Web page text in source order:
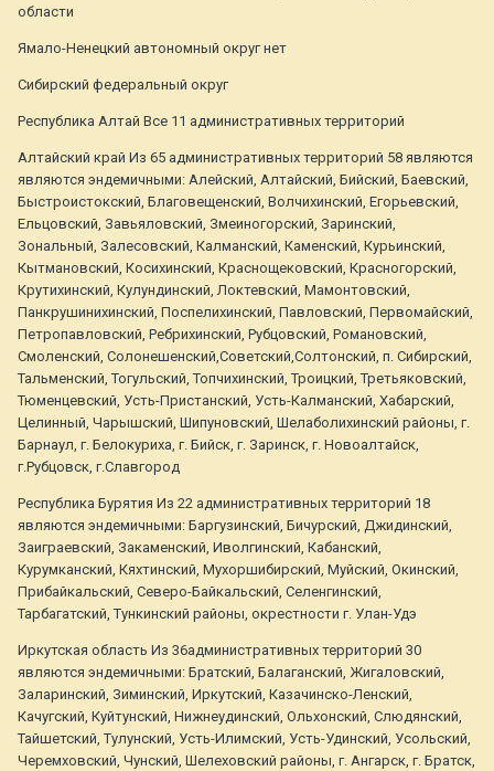
области
Ямало-Ненецкий автономный округ нет
Сибирский федеральный округ
Республика Алтай Все 11 административных территорий
Алтайский край Из 65 административных территорий 58 являются
являются эндемичными: Алейский, Алтайский, Бийский, Баевский,
Быстроистокский, Благовещенский, Волчихинский, Егорьевский,
Ельцовский, Завьяловский, Змеиногорский, Заринский,
Зональный, Залесовский, Калманский, Каменский, Курьинский,
Кытмановский, Косихинский, Краснощековский, Красногорский,
Крутихинский, Кулундинский, Локтевский, Мамонтовский,
Панкрушинихинский, Поспелихинский, Павловский, Первомайский,
Петропавловский, Ребрихинский, Рубцовский, Романовский,
Смоленский, Солонешенский,Советский,Солтонский, п. Сибирский,
Тальменский, Тогульский, Топчихинский, Троицкий, Третьяковский,
Тюменцевский, Усть-Пристанский, Усть-Калманский, Хабарский,
Целинный, Чарышский, Шипуновский, Шелаболихинский районы, г.
Барнаул, г. Белокуриха, г. Бийск, г. Заринск, г. Новоалтайск,
г.Рубцовск, г.Славгород
Республика Бурятия Из 22 административных территорий 18
являются эндемичными: Баргузинский, Бичурский, Джидинский,
Заиграевский, Закаменский, Иволгинский, Кабанский,
Курумканский, Кяхтинский, Мухоршибирский, Муйский, Окинский,
Прибайкальский, Северо-Байкальский, Селенгинский,
Тарбагатский, Тункинский районы, окрестности г. Улан-Удэ
Иркутская область Из 36административных территорий 30
являются эндемичными: Братский, Балаганский, Жигаловский,
Заларинский, Зиминский, Иркутский, Казачинско-Ленский,
Качугский, Куйтунский, Нижнеудинский, Ольхонский, Слюдянский,
Тайшетский, Тулунский, Усть-Илимский, Усть-Удинский, Усольский,
Черемховский, Чунский, Шелеховский районы, г. Ангарск, г. Братск,